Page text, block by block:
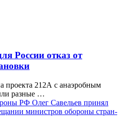
России отказ от
проекта 212А с анаэробным
разные …